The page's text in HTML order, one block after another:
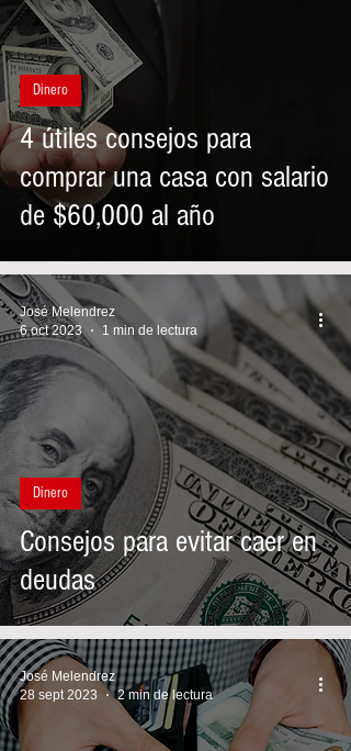
4 útiles consejos para
comprar una casa con salario
de $60,000 al año
Dinero
Consejos para evitar caer en
deudas
Dinero
José Melendrez
6 oct 2023
1 min de lectura
José Melendrez
28 sept 2023
2 min de lectura